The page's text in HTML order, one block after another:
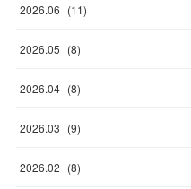
2026.06 (11)
2026.05 (8)
2026.04 (8)
2026.03 (9)
2026.02 (8)